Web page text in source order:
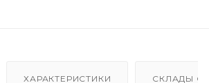
ХАРАКТЕРИСТИКИ СКЛАДЫ